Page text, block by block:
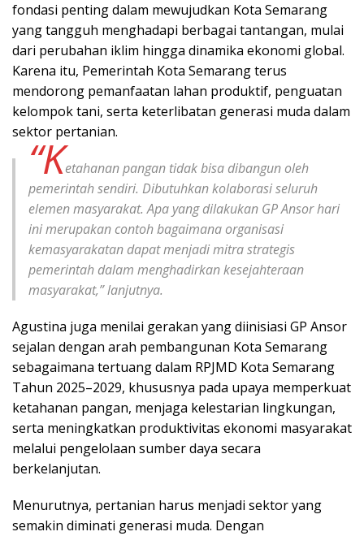
fondasi penting dalam mewujudkan Kota Semarang
yang tangguh menghadapi berbagai tantangan, mulai
dari perubahan iklim hingga dinamika ekonomi global.
Karena itu, Pemerintah Kota Semarang terus
mendorong pemanfaatan lahan produktif, penguatan
kelompok tani, serta keterlibatan generasi muda dalam
sektor pertanian.
“Ketahanan pangan tidak bisa dibangun oleh
pemerintah sendiri. Dibutuhkan kolaborasi seluruh
elemen masyarakat. Apa yang dilakukan GP Ansor hari
ini merupakan contoh bagaimana organisasi
kemasyarakatan dapat menjadi mitra strategis
pemerintah dalam menghadirkan kesejahteraan
masyarakat,” lanjutnya.
Agustina juga menilai gerakan yang diinisiasi GP Ansor
sejalan dengan arah pembangunan Kota Semarang
sebagaimana tertuang dalam RPJMD Kota Semarang
Tahun 2025–2029, khususnya pada upaya memperkuat
ketahanan pangan, menjaga kelestarian lingkungan,
serta meningkatkan produktivitas ekonomi masyarakat
melalui pengelolaan sumber daya secara
berkelanjutan.
Menurutnya, pertanian harus menjadi sektor yang
semakin diminati generasi muda. Dengan